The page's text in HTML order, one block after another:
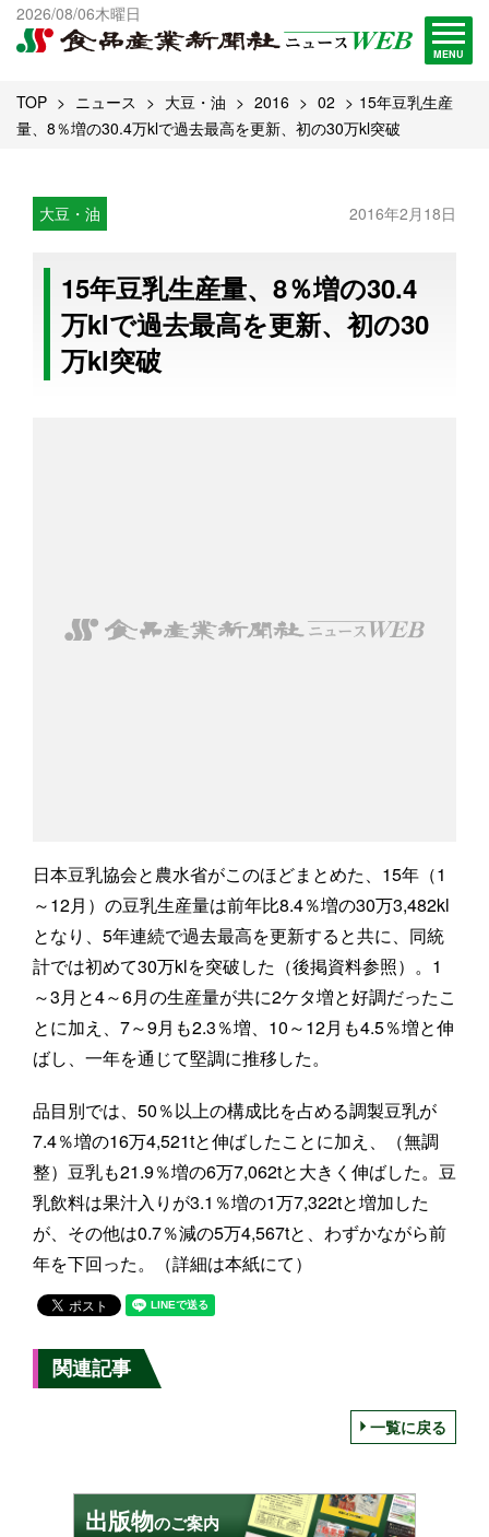
2026/08/06木曜日
MENU
出版物一覧へ
試読・購読申し込み
TOP ニュース 大豆・油 2016 02
15年豆乳生産
量、8％増の30.4万klで過去最高を更新、初の30万kl突破
大豆・油 2016年2月18日
15年豆乳生産量、8％増の30.4
万klで過去最高を更新、初の30
万kl突破
日本豆乳協会と農水省がこのほどまとめた、15年（1
～12月）の豆乳生産量は前年比8.4％増の30万3,482kl
となり、5年連続で過去最高を更新すると共に、同統
計では初めて30万klを突破した（後掲資料参照）。1
～3月と4～6月の生産量が共に2ケタ増と好調だったこ
とに加え、7～9月も2.3％増、10～12月も4.5％増と伸
ばし、一年を通じて堅調に推移した。
品目別では、50％以上の構成比を占める調製豆乳が
7.4％増の16万4,521tと伸ばしたことに加え、（無調
整）豆乳も21.9％増の6万7,062tと大きく伸ばした。豆
乳飲料は果汁入りが3.1％増の1万7,322tと増加した
が、その他は0.7％減の5万4,567tと、わずかながら前
年を下回った。（詳細は本紙にて）
関連記事
一覧に戻る
出版物のご案内